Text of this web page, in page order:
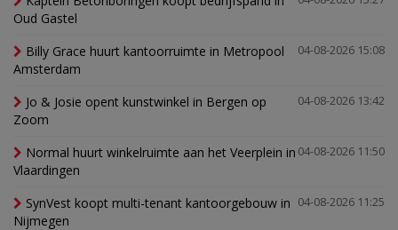
Oud Gastel
04-08-2026 15:08
Billy Grace huurt kantoorruimte in Metropool
Amsterdam
04-08-2026 13:42
Jo & Josie opent kunstwinkel in Bergen op
Zoom
04-08-2026 11:50
Normal huurt winkelruimte aan het Veerplein in
Vlaardingen
04-08-2026 11:25
SynVest koopt multi-tenant kantoorgebouw in
Nijmegen